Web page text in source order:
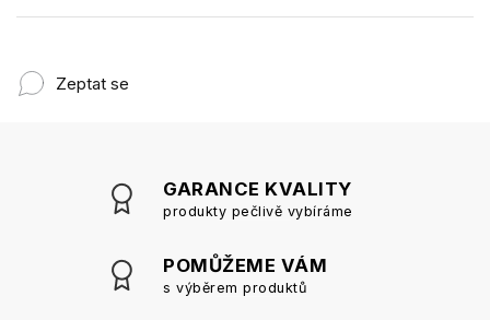
Zeptat se
GARANCE KVALITY
produkty pečlivě vybíráme
POMŮŽEME VÁM
s výběrem produktů